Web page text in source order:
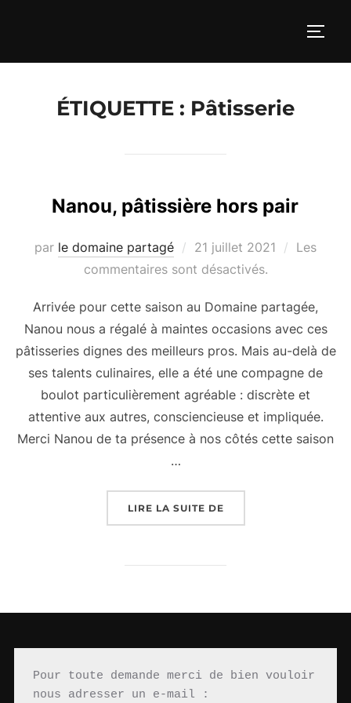
ÉTIQUETTE : Pâtisserie
Nanou, pâtissière hors pair
par le domaine partagé
Publié
le
21 juillet 2021
Les
commentaires sont désactivés.
Arrivée pour cette saison au Domaine partagée,
Nanou nous a régalé à maintes occasions avec ces
pâtisseries dignes des meilleurs pros. Mais au-delà de
ses talents culinaires, elle a été une compagne de
boulot particulièrement agréable : discrète et
attentive aux autres, consciencieuse et impliquée.
Merci Nanou de ta présence à nos côtés cette saison
…
LIRE LA SUITE DE« NANOU, PÂTISSIÈRE
Pour toute demande merci de bien vouloir
nous adresser un e-mail :